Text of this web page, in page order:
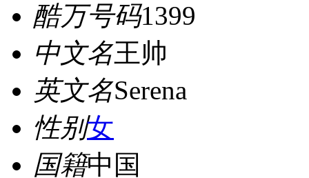
酷万号码1399
中文名王帅
英文名Serena
性别女
国籍中国